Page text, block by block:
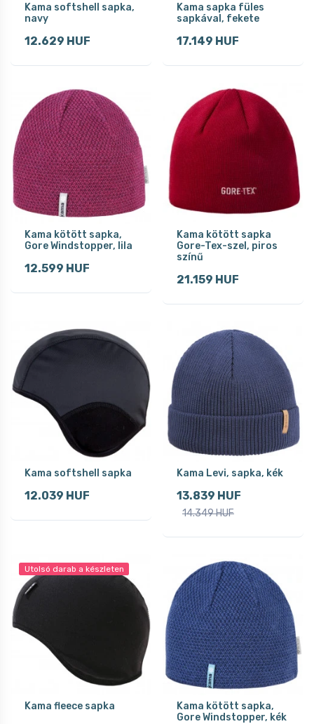
Kama softshell sapka,
navy
12.629 HUF
Kama sapka füles
sapkával, fekete
17.149 HUF
Kama kötött sapka,
Gore Windstopper, lila
12.599 HUF
Kama kötött sapka
Gore-Tex-szel, piros
színű
21.159 HUF
Kama softshell sapka
12.039 HUF
Kama Levi, sapka, kék
13.839 HUF
14.349 HUF
Utolsó darab a készleten
Kama fleece sapka
Kama kötött sapka,
Gore Windstopper, kék